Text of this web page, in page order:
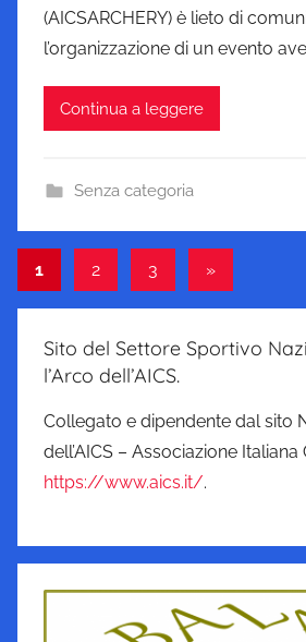
(AICSARCHERY) è lieto di
l’organizzazione di un evento
Continua a leggere
Senza categoria
Paginazione
degli
articoli
1 2 3
Articolo
»
Sito del Settore Sportivo
l’Arco dell’AICS.
Collegato e dipendente dal sito
dell’AICS – Associazione
https://www.aics.it/.